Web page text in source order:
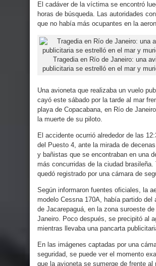
El cadáver de la víctima se encontró
horas de búsqueda. Las autoridades
que no había más ocupantes en la
Tragedia en Río de Janeiro: una
publicitaria se estrelló en el mar y
Una avioneta que realizaba un vuelo
cayó este sábado por la tarde al mar
playa de Copacabana, en Río de
la muerte de su piloto.
El accidente ocurrió alrededor de las
del Puesto 4, ante la mirada de
y bañistas que se encontraban en una
más concurridas de la ciudad brasileña.
quedó registrado por una cámara de
Según informaron fuentes oficiales, la
modelo Cessna 170A, había partido del
de Jacarepaguá, en la zona suroeste
Janeiro. Poco después, se precipitó al
mientras llevaba una pancarta
En las imágenes captadas por una
seguridad, se puede ver el momento
que la avioneta se sumerge de frente al